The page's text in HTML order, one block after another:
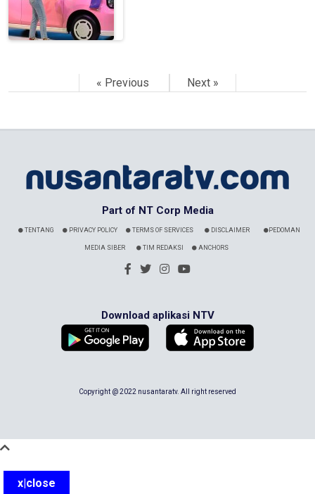
« Previous Next »
Part of NT Corp Media
TENTANG PRIVACY POLICY TERMS OF SERVICES DISCLAIMER PEDOMAN
MEDIA SIBER TIM REDAKSI ANCHORS
Download aplikasi NTV
Copyright @ 2022 nusantaratv. All right reserved
x|close